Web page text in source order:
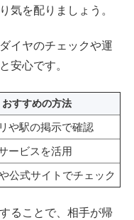
気を配りましょう。
イヤのチェックや運
安心です。
おすすめの方法
や駅の掲示で確認
ービスを活用
公式サイトでチェック
ることで、相手が帰